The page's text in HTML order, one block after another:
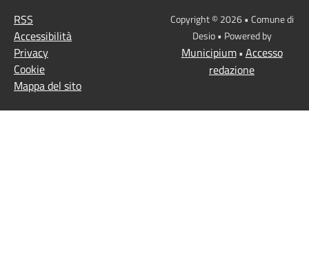
RSS
Accessibilità
Privacy
Cookie
Mappa del sito
Copyright © 2026 • Comune di
Desio • Powered by
Municipium• Accesso
redazione